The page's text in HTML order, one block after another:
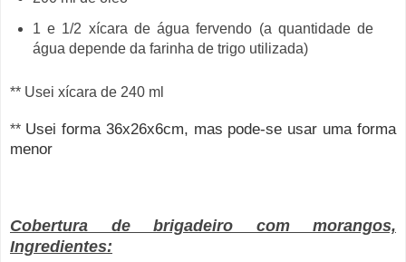
1 e 1/2 xícara de água fervendo (a quantidade de
água depende da farinha de trigo utilizada)
** Usei xícara de 240 ml
** Usei forma 36x26x6cm, mas pode-se usar uma forma
menor
Cobertura de brigadeiro com morangos,
Ingredientes: